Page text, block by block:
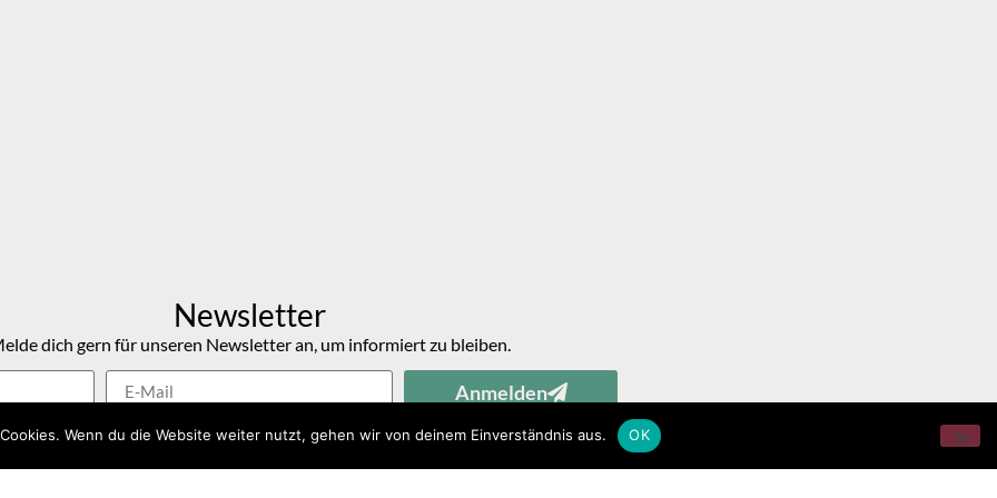
Newsletter
dich gern für unseren Newsletter an, um informiert zu bleiben.
Anmelden
Wenn du die Website weiter nutzt, gehen wir von deinem Einverständnis aus. OK